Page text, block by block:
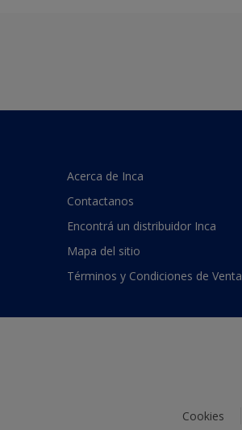
Acerca de Inca
Contactanos
Encontrá un distribuidor Inca
Mapa del sitio
Términos y Condiciones de Venta
Cookies